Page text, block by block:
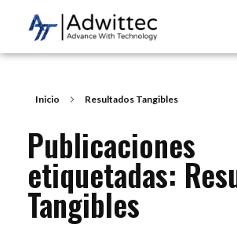
Inicio Resultados Tangibles
Publicaciones
etiquetadas:
Tangibles